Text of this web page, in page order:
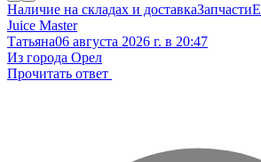
Наличие на складах и доставкаЗапчасти
Juice Master
Татьяна06 августа 2026 г. в 20:47
Из города Орел
Прочитать ответ